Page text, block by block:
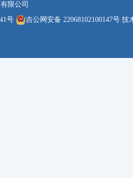
限公司
号 吉公网安备 22068102100147号 技